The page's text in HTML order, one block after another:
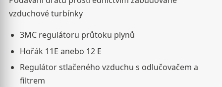
vzduchové turbínky
3MC regulátoru průtoku plynů
Hořák 11E anebo 12 E
Regulátor stlačeného vzduchu s odlučovačem a
filtrem